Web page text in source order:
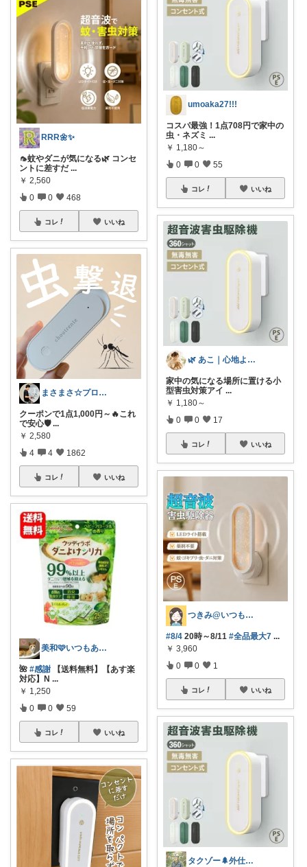
RRR🌼✨
🦟蚊やダニが気になる🌿 コンセ
ントに差すだ ...
￥ 2,560
0 0 468
コレ いいね
まさまさ☆プロフも見てね✨
クーポンで1点1,000円～🔥これ
で安心🛡 ...
￥ 2,580
4 4 1862
コレ いいね
美和🩷いつもありがとう
🌺 #感謝 【送料無料】【あす楽
対応】N ...
￥ 1,250
0 0 59
コレ いいね
umoaka27!!!
コスパ最強！1点708円で家中の
虫・ネズミ ...
￥ 1,180～
0 0 55
コレ いいね
🌿 あこ｜心地よい暮らしの便利アイテム
家中の気になる場所に置ける小
型害虫対策アイ ...
￥ 1,180～
0 0 17
コレ いいね
つきみ@いつもありがとうございます🙏
#8/4 20時～8/11 #全品最大7 ...
￥ 3,960
0 0 1
コレ いいね
タクゾー🌲外仕事を快適にしたい